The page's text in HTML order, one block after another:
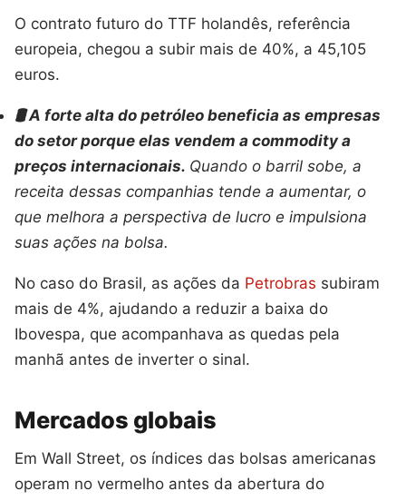
O contrato futuro do TTF holandês, referência
europeia, chegou a subir mais de 40%, a 45,105
euros.
🛢️ A forte alta do petróleo beneficia as empresas
do setor porque elas vendem a commodity a
preços internacionais. Quando o barril sobe, a
receita dessas companhias tende a aumentar, o
que melhora a perspectiva de lucro e impulsiona
suas ações na bolsa.
No caso do Brasil, as ações da Petrobras subiram
mais de 4%, ajudando a reduzir a baixa do
Ibovespa, que acompanhava as quedas pela
manhã antes de inverter o sinal.
Mercados globais
Em Wall Street, os índices das bolsas americanas
operam no vermelho antes da abertura do